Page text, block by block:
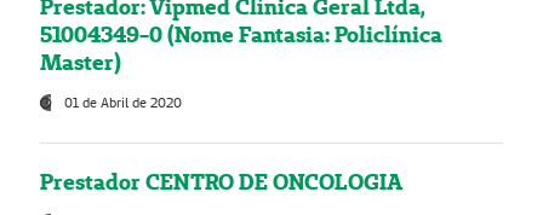
Prestador: Vipmed Clínica Geral Ltda,
51004349-0 (Nome Fantasia: Policlínica
Master)
01 de Abril de 2020
Prestador CENTRO DE ONCOLOGIA